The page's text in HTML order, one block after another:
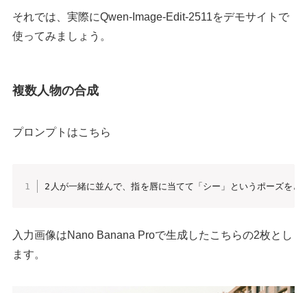
それでは、実際にQwen-Image-Edit-2511をデモサイトで
使ってみましょう。
複数人物の合成
プロンプトはこちら
2人が一緒に並んで、指を唇に当てて「シー」というポーズをと
入力画像はNano Banana Proで生成したこちらの2枚とし
ます。